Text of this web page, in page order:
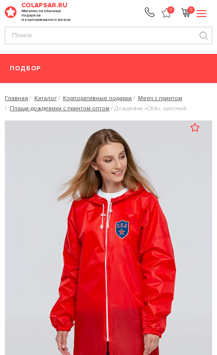
COLAPSAR.RU
Магазин необычных
подарков
и корпоративного мерча
0 0
ПОДБОР
Главная Каталог Корпоративные подарки
Мерч с принтом
Плащи-дождевики с принтом оптом
Дождевик «СКА», красный